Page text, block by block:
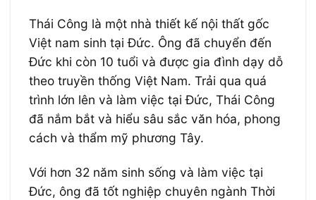
Thái Công là một nhà thiết kế nội thất gốc
Việt nam sinh tại Đức. Ông đã chuyển đến
Đức khi còn 10 tuổi và được gia đình dạy dỗ
theo truyền thống Việt Nam. Trải qua quá
trình lớn lên và làm việc tại Đức, Thái Công
đã nắm bắt và hiểu sâu sắc văn hóa, phong
cách và thẩm mỹ phương Tây.
Với hơn 32 năm sinh sống và làm việc tại
Đức, ông đã tốt nghiệp chuyên ngành Thời